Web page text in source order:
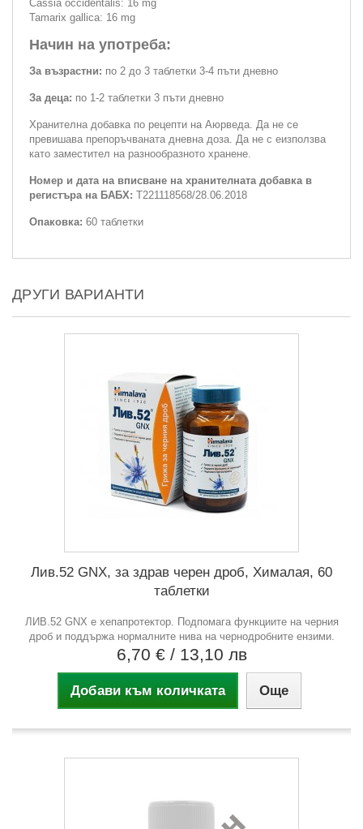
Cassia occidentalis: 16 mg
Tamarix gallica: 16 mg
Начин на употреба:
За възрастни: по 2 до 3 таблетки 3-4 пъти дневно
За деца: по 1-2 таблетки 3 пъти дневно
Хранителна добавка по рецепти на Аюрведа. Да не се
превишава препоръчваната дневна доза. Да не с еизползва
като заместител на разнообразното хранене.
Номер и дата на вписване на хранителната добавка в
регистъра на БАБХ: Т221118568/28.06.2018
Опаковка: 60 таблетки
ДРУГИ ВАРИАНТИ
Лив.52 GNX, за здрав черен дроб, Хималая, 60
таблетки
ЛИВ.52 GNX е хепапротектор. Подпомага функциите на черния
дроб и поддържа нормалните нива на чернодробните ензими.
6,70 € / 13,10 лв
Добави към количката Още